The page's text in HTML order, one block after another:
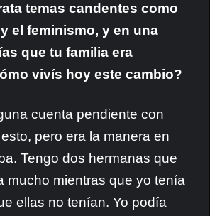
temas candentes como
el feminismo, y en una
que tu familia era
vivís hoy este cambio?
cuenta pendiente con
pero era la manera en
Tengo dos hermanas que
mucho mientras que yo tenía
ellas no tenían. Yo podía